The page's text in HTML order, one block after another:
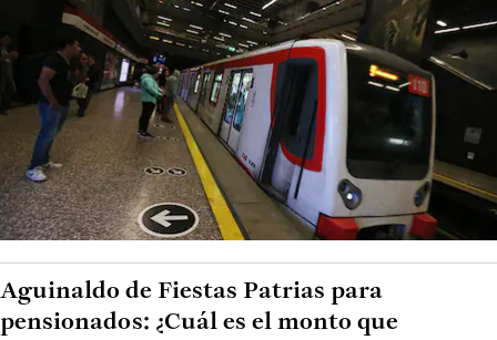
Aguinaldo de Fiestas Patrias para
pensionados: ¿Cuál es el monto que